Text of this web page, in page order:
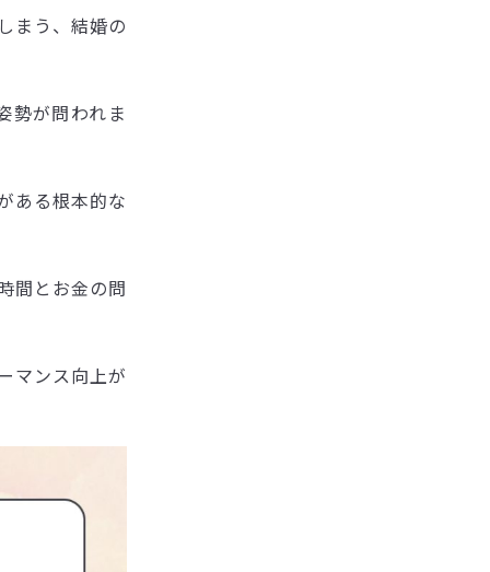
まう、結婚の
勢が問われま
ある根本的な
間とお金の問
マンス向上が